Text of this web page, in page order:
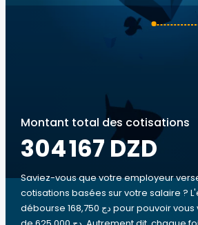
Montant total des cotisations
304 167 DZD
Saviez-vous que votre employeur
cotisations basées sur votre salaire ?
débourse 168,750 دج pour pouvoir vous verser un salaire